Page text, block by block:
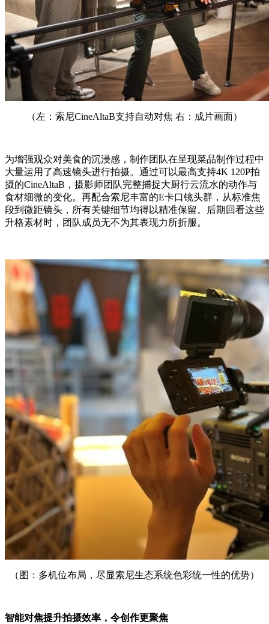
（左：索尼CineAltaB支持自动对焦 右：成片画面）
为增强观众对美食的沉浸感，制作团队在呈现菜品制作过程中
大量运用了高速镜头进行拍摄。通过可以最高支持4K 120P拍
摄的CineAltaB，摄影师团队完整捕捉大厨行云流水的动作与
食材细微的变化。再配合索尼丰富的E卡口镜头群，从标准焦
段到微距镜头，所有关键细节均得以精准保留。后期回看这些
升格素材时，团队成员无不为其表现力所折服。
（图：多机位布局，尽显索尼生态系统色彩统一性的优势）
智能对焦提升拍摄效率，令创作更聚焦